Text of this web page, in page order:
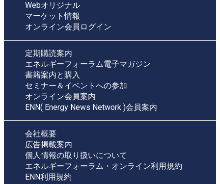
Webオリジナル
マーケット情報
オンライン会員ログイン
定期購読案内
エネルギーフォーラム電子マガジン
書籍案内と購入
セミナー＆イベントへの参加
オンライン会員案内
ENN( Energy News Network )会員案内
会社概要
広告掲載案内
個人情報の取り扱いについて
エネルギーフォーラム・オンライン利用規約
ENN利用規約